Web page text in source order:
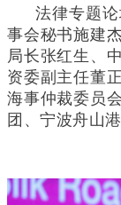
法律专题
事会秘书施建
局长张红生、
资委副主任董
海事仲裁委员
团、宁波舟山